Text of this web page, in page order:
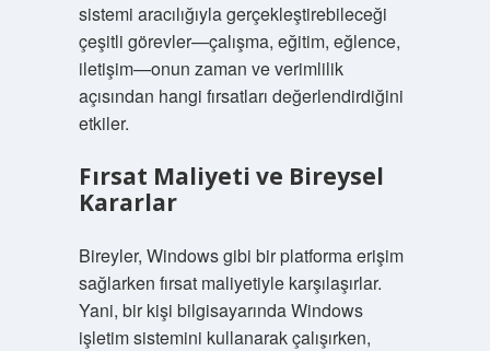
sistemi aracılığıyla gerçekleştirebileceği
çeşitli görevler—çalışma, eğitim, eğlence,
iletişim—onun zaman ve verimlilik
açısından hangi fırsatları değerlendirdiğini
etkiler.
Fırsat Maliyeti ve Bireysel
Kararlar
Bireyler, Windows gibi bir platforma erişim
sağlarken fırsat maliyetiyle karşılaşırlar.
Yani, bir kişi bilgisayarında Windows
işletim sistemini kullanarak çalışırken,